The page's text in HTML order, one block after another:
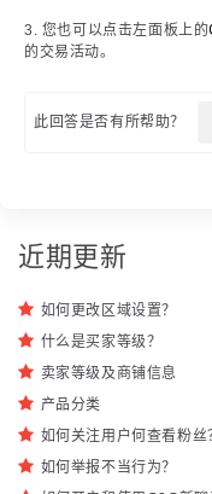
3. 您也可以点击左面板上的
的交易活动。
此回答是否有所帮助？
近期更新
如何更改区域设置？
什么是买家等级？
卖家等级及商铺信息
产品分类
如何关注用户何查看粉丝
如何举报不当行为？